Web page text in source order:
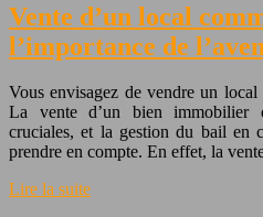
Vente d’un local
l’importance de
Vous envisagez de vendre un
La vente d’un bien immobilier
cruciales, et la gestion du bail en
prendre en compte. En effet, la
Lire la suite